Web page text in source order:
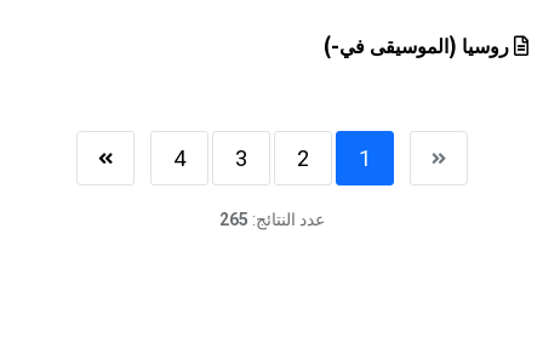
روسيا (الموسيقى في-)
1
2
3
4
عدد النتائج: 265